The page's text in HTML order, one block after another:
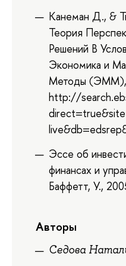
Канеман Д., &
Теория
Решений В
Экономика и
Методы (ЭММ),
http://
Эссе об
финансах и
Баффетт, У.,
Авторы
Седова